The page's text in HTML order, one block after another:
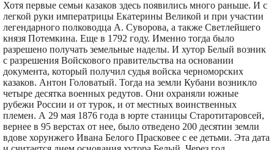
Хотя первые семьи казаков здесь появились много раньше. И с
легкой руки императрицы Екатерины Великой и при участии
легендарного полководца А. Суворова, а также Светлейшего
князя Потемкина. Еще в 1792 году. Именно тогда было
разрешено получать земельные наделы. И хутор Белый возник
с разрешения Войскового правительства на основании
документа, который получил судья войска черноморских
казаков. Антон Головатый. Тогда на земли Кубани возникло
четыре десятка военных редутов. Они охраняли южные
рубежи России и от турок, и от местных воинственных
племен. А 29 мая 1876 года в юрте станицы Старотитаровсей,
вернее в 95 верстах от нее, было отведено 200 десятин земли
вдове хорунжего Ивана Белого Прасковее с ее детьми. Эта дата